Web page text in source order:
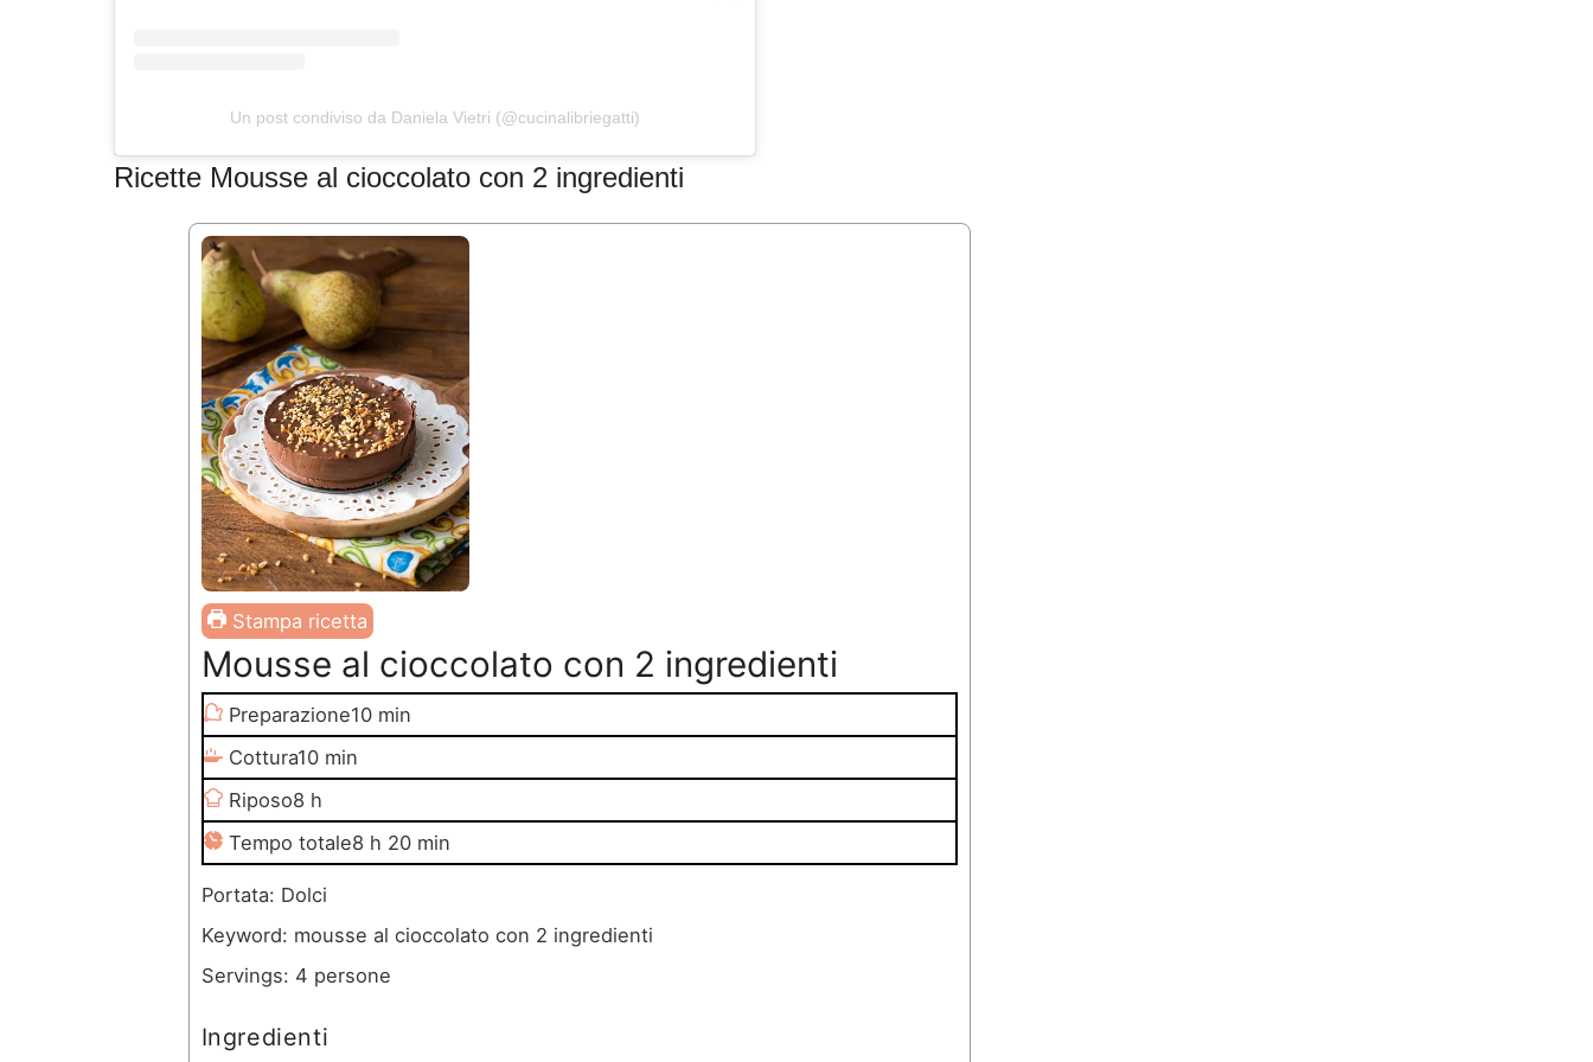
Un post condiviso da Daniela Vietri (@cucinalibriegatti)
Ricette Mousse al cioccolato con 2 ingredienti
Stampa ricetta
Mousse al cioccolato con 2 ingredienti
Preparazione10m
u
min
Cottura10m
i
n
min
Riposo8o
r
h
Tempo totale8oh 20mmin
Portata: Dolci
Keyword: mousse al cioccolato con 2 ingredienti
Servings: 4 persone
Ingredienti